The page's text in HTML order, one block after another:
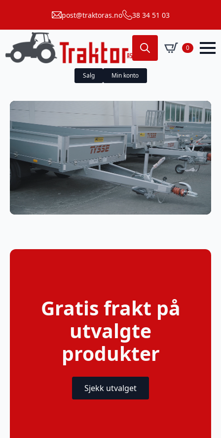
post@traktoras.no 38 34 51 03
Search
for:
0
Salg Min konto
Gratis frakt på
utvalgte
produkter
Sjekk utvalget